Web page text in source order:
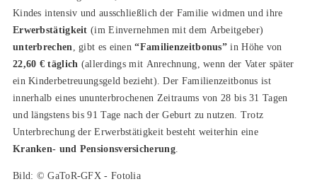
Kindes intensiv und ausschließlich der Familie widmen und ihre
Erwerbstätigkeit (im Einvernehmen mit dem Arbeitgeber)
unterbrechen
, gibt es einen“Familienzeitbonus” in Höhe von
22,60 € täglich (allerdings mit Anrechnung, wenn der Vater später
ein Kinderbetreuungsgeld bezieht). Der Familienzeitbonus ist
innerhalb eines ununterbrochenen Zeitraums von 28 bis 31 Tagen
und längstens bis 91 Tage nach der Geburt zu nutzen. Trotz
Unterbrechung der Erwerbstätigkeit besteht weiterhin eine
Kranken- und Pensionsversicherung.
Bild: © GaToR-GFX - Fotolia